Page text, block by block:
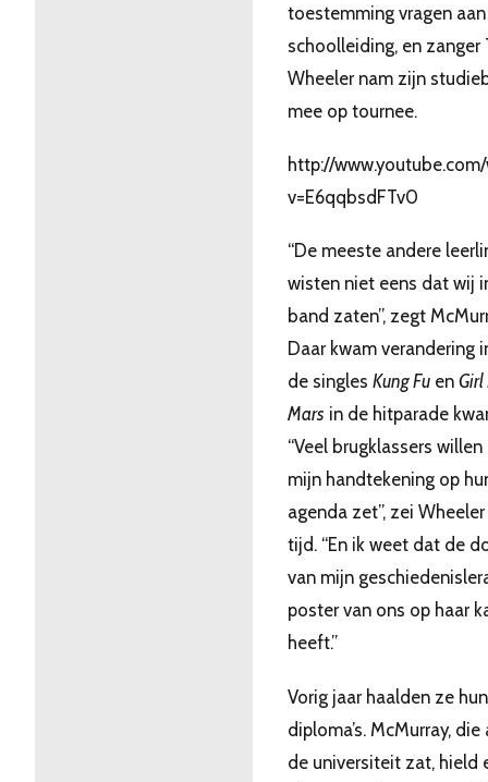
toestemming vragen
schoolleiding, en zanger
Wheeler nam zijn
mee op tournee.
http://
v=E6qqbsdFTv0
“De meeste andere
wisten niet eens dat wij
band zaten”, zegt
Daar kwam verandering
de singles Kung Fu en Girl
Mars in de hitparade
“Veel brugklassers
mijn handtekening op
agenda zet”, zei
tijd. “En ik weet dat de
van mijn
poster van ons op haar
heeft.”
Vorig jaar haalden ze hun
diploma’s. McMurray, die
de universiteit zat, hield